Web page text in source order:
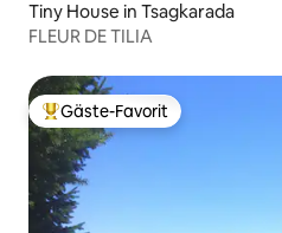
Tiny House in Tsagkarada
FLEUR DE TILIA
Beliebter Gäste-Favorit.
Gäste-Favorit